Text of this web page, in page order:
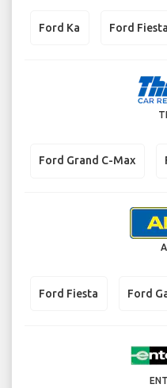
Ford Ka Ford Fiesta
Ford Grand C-Max
Ford Fiesta Ford